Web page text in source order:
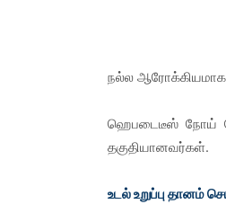
நல்ல ஆரோக்கியமாக
ஹெபடைடீஸ் நோய்
தகுதியானவர்கள்.
உடல் உறுப்பு தானம்